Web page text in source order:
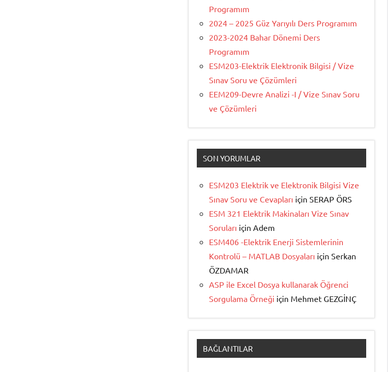
Programım
2024 – 2025 Güz Yarıyılı Ders Programım
2023-2024 Bahar Dönemi Ders
Programım
ESM203-Elektrik Elektronik Bilgisi / Vize
Sınav Soru ve Çözümleri
EEM209-Devre Analizi -I / Vize Sınav Soru
ve Çözümleri
SON YORUMLAR
ESM203 Elektrik ve Elektronik Bilgisi Vize
Sınav Soru ve Cevapları için SERAP ÖRS
ESM 321 Elektrik Makinaları Vize Sınav
Soruları için Adem
ESM406 -Elektrik Enerji Sistemlerinin
Kontrolü – MATLAB Dosyaları için Serkan
ÖZDAMAR
ASP ile Excel Dosya kullanarak Öğrenci
Sorgulama Örneği için Mehmet GEZGİNÇ
BAĞLANTILAR